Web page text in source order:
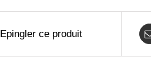
Epingler ce produit